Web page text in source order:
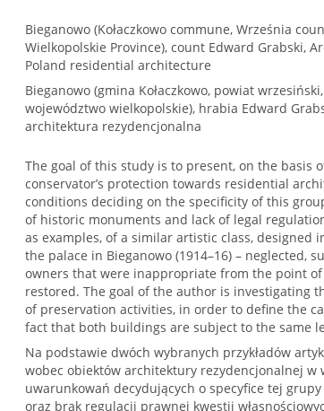
Bieganowo (Kołaczkowo commune, Września
Wielkopolskie Province), count Edward Grabski,
Poland residential architecture
Bieganowo (gmina Kołaczkowo, powiat
województwo wielkopolskie), hrabia Edward
architektura rezydencjonalna
The goal of this study is to present, on the basis
conservator’s protection towards residential
conditions deciding on the specificity of this
of historic monuments and lack of legal
as examples, of a similar artistic class, designed
the palace in Bieganowo (1914–16) – neglected,
owners that were inappropriate from the point
restored. The goal of the author is investigating
of preservation activities, in order to define the
fact that both buildings are subject to the same
Na podstawie dwóch wybranych przykładów
wobec obiektów architektury rezydencjonalnej
uwarunkowań decydujących o specyfice tej
oraz brak regulacji prawnej kwestii